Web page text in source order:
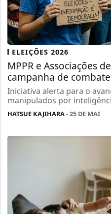
ELEIÇÕES 2026
MPPR e Associações
campanha de
Iniciativa alerta para o
manipulados por
HATSUE KAJIHARA- 25 DE MAI